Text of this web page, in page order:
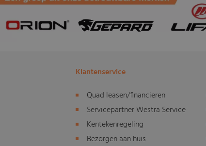
Klantenservice
Quad leasen/financieren
Servicepartner Westra Service
Kentekenregeling
Bezorgen aan huis